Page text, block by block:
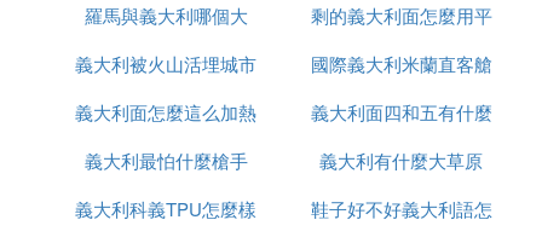
洋島嶼
美日：日本在亞太地區進行瘋狂侵略擴張，幾乎獨霸
中國，與美國在亞太地區侵略利益發生尖銳沖突。
英法：法國極力主張削弱德國，英國反對過分削弱德
國。法德：一戰中，法德極力主張削弱德國。英德：
一戰中，英德在西線和海上對抗。會上英國反對過分
羅馬與義大利哪個大
剩的義大利面怎麼用平
底鍋加熱
義大利被火山活埋城市
叫什麼
國際義大利米蘭直客艙
是什麼意思
義大利面怎麼這么加熱
義大利面四和五有什麼
區別
義大利最怕什麼槍手
義大利有什麼大草原
義大利科義TPU怎麼樣
鞋子好不好義大利語怎